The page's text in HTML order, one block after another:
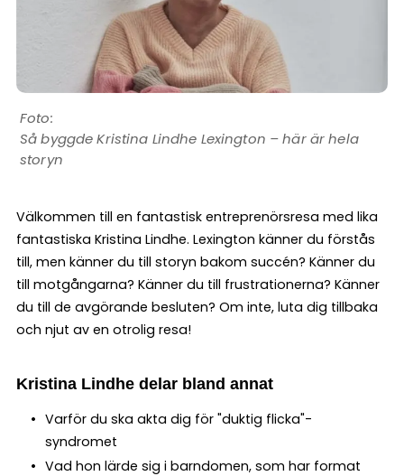
Så byggde Kristina Lindhe Lexington – här är hela
storyn
Välkommen till en fantastisk entreprenörsresa med lika
fantastiska Kristina Lindhe. Lexington känner du förstås
till, men känner du till storyn bakom succén? Känner du
till motgångarna? Känner du till frustrationerna? Känner
du till de avgörande besluten? Om inte, luta dig tillbaka
och njut av en otrolig resa!
Kristina Lindhe delar bland annat
Varför du ska akta dig för "duktig flicka"-
syndromet
Vad hon lärde sig i barndomen, som har format